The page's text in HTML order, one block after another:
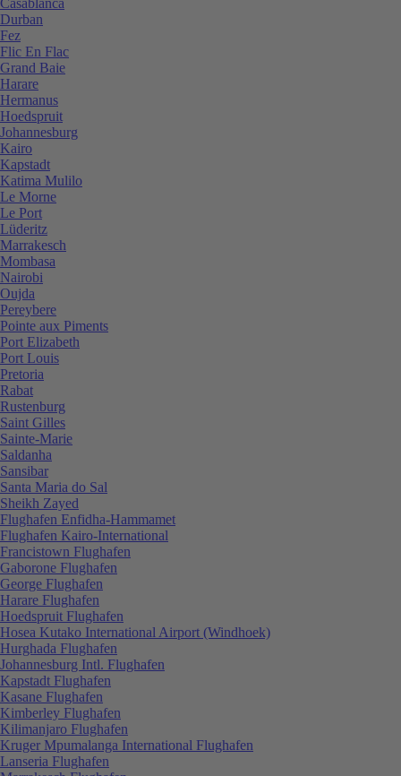
Durban
Fez
Flic En Flac
Grand Baie
Harare
Hermanus
Hoedspruit
Johannesburg
Kairo
Kapstadt
Katima Mulilo
Le Morne
Le Port
Lüderitz
Marrakesch
Mombasa
Nairobi
Oujda
Pereybere
Pointe aux Piments
Port Elizabeth
Port Louis
Pretoria
Rabat
Rustenburg
Saint Gilles
Sainte-Marie
Saldanha
Sansibar
Santa Maria do Sal
Sheikh Zayed
Flughafen Enfidha-Hammamet
Flughafen Kairo-International
Francistown Flughafen
Gaborone Flughafen
George Flughafen
Harare Flughafen
Hoedspruit Flughafen
Hosea Kutako International Airport (Windhoek)
Hurghada Flughafen
Johannesburg Intl. Flughafen
Kapstadt Flughafen
Kasane Flughafen
Kimberley Flughafen
Kilimanjaro Flughafen
Kruger Mpumalanga International Flughafen
Lanseria Flughafen